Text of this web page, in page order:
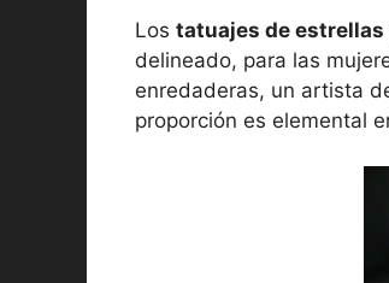
Los tatuajes de estrellas
delineado, para las
enredaderas, un artista
proporción es elemental